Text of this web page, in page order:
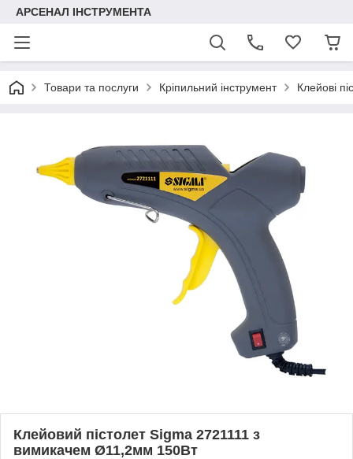
АРСЕНАЛ ІНСТРУМЕНТА
Товари та послуги Кріпильний інструмент Клейові
Клейовий пістолет Sigma 2721111 з
вимикачем Ø11,2мм 150Вт